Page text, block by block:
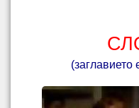
(заглавието